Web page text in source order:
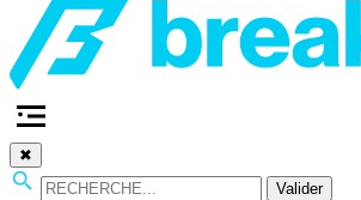
✖
Valider